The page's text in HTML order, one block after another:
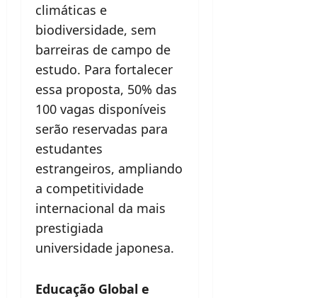
climáticas e
biodiversidade, sem
barreiras de campo de
estudo. Para fortalecer
essa proposta, 50% das
100 vagas disponíveis
serão reservadas para
estudantes
estrangeiros, ampliando
a competitividade
internacional da mais
prestigiada
universidade japonesa.
Educação Global e